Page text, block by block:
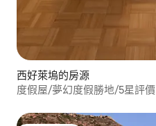
西好萊塢的房源
度假屋/夢幻度假勝地/5星評價